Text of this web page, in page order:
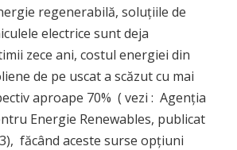
regenerabilă, soluțiile de
electrice sunt deja
zece ani, costul energiei din
de pe uscat a scăzut cu mai
aproape 70% ( vezi : Agenția
Energie Renewables, publicat
făcând aceste surse opțiuni